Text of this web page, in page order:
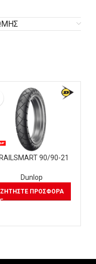
90/90-21
Dunlop
ΖΗΤΉΣΤΕ ΠΡΟΣΦΟΡΆ